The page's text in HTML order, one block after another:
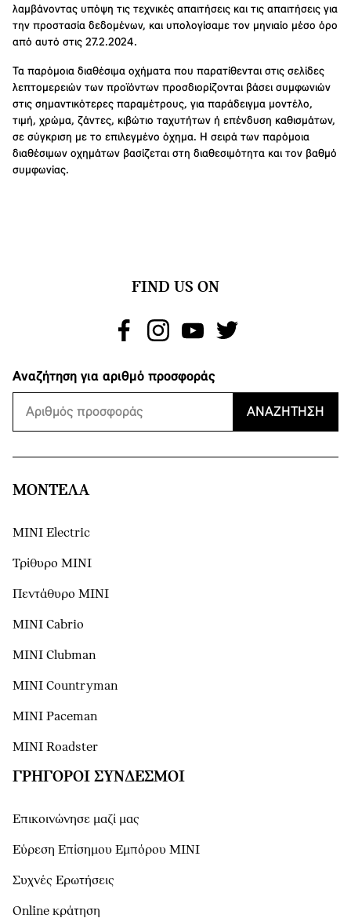
λαμβάνοντας υπόψη τις τεχνικές απαιτήσεις και τις απαιτήσεις για
την προστασία δεδομένων, και υπολογίσαμε τον μηνιαίο μέσο όρο
από αυτό στις 27.2.2024.
Τα παρόμοια διαθέσιμα οχήματα που παρατίθενται στις σελίδες
λεπτομερειών των προϊόντων προσδιορίζονται βάσει συμφωνιών
στις σημαντικότερες παραμέτρους, για παράδειγμα μοντέλο,
τιμή, χρώμα, ζάντες, κιβώτιο ταχυτήτων ή επένδυση καθισμάτων,
σε σύγκριση με το επιλεγμένο όχημα. Η σειρά των παρόμοια
διαθέσιμων οχημάτων βασίζεται στη διαθεσιμότητα και τον βαθμό
συμφωνίας.
FIND US ON
Αναζήτηση για αριθμό προσφοράς
ΑΝΑΖΉΤΗΣΗ
ΜΟΝΤΕΛΑ
MINI Electric
Τρίθυρο MINI
Πεντάθυρο MINI
MINI Cabrio
MINI Clubman
MINI Countryman
MINI Paceman
MINI Roadster
ΓΡΉΓΟΡΟΙ ΣΎΝΔΕΣΜΟΙ
Επικοινώνησε μαζί μας
Εύρεση Επίσημου Εμπόρου ΜΙΝΙ
Συχνές Ερωτήσεις
Online κράτηση